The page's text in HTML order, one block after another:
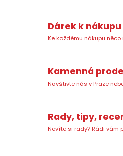
Dárek k nákupu
Ke každému nákupu něco
Kamenná
Navštivte nás v Praze
Rady, tipy,
Nevíte si rady? Rádi vám